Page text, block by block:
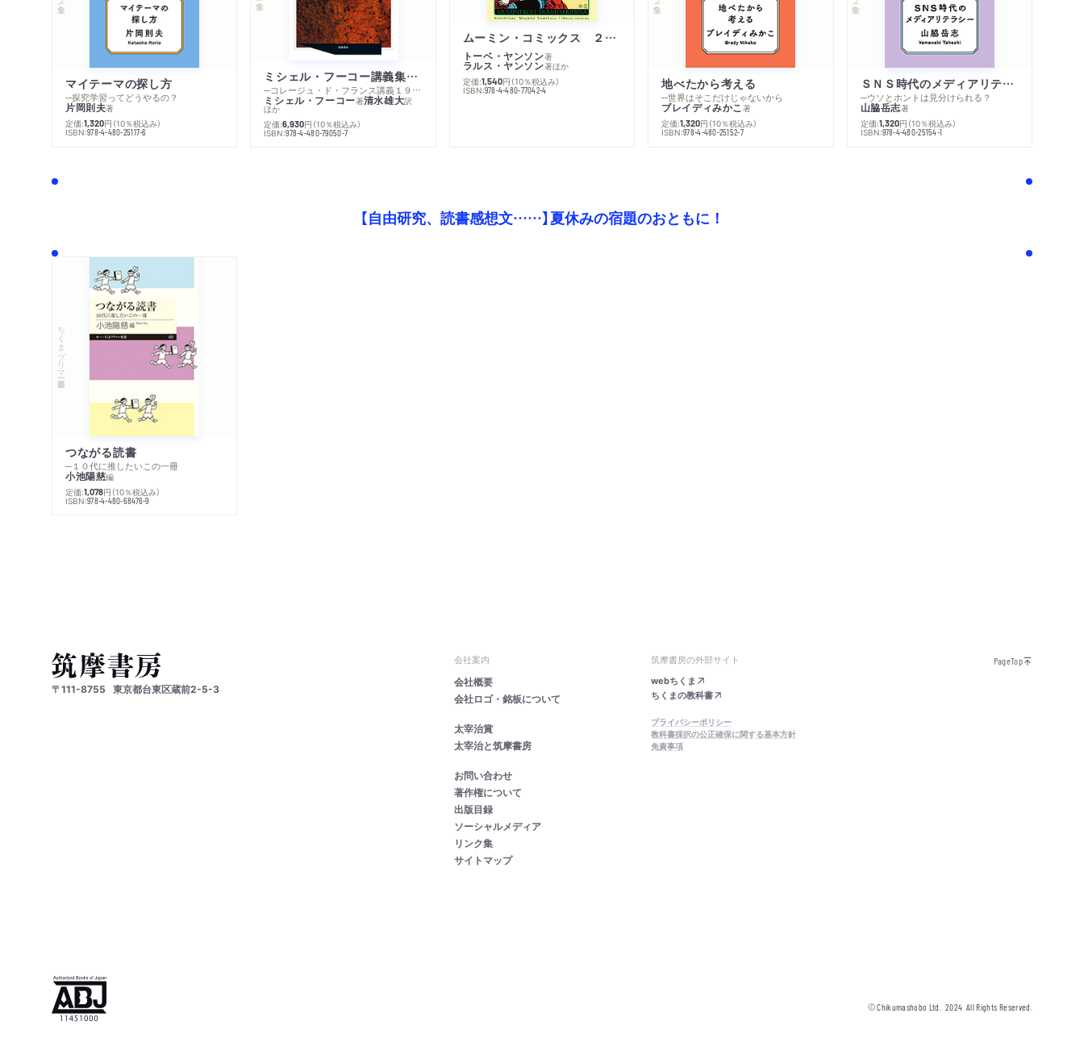
マイテーマの探し方
─探究学習ってどうやるの？
片岡則夫著
定価:1,320円 （10％税込み）
ISBN:978-4-480-25117-6
ミシェル・フーコー講義集成１０ 主体性と真理
─コレージュ・ド・フランス講義１９８０－１９８１年度
ミシェル・フーコー著清水雄大訳
ほか
定価:6,930円 （10％税込み）
ISBN:978-4-480-79050-7
ムーミン・コミックス ２ あこがれの遠い土地
トーベ・ヤンソン著
ラルス・ヤンソン著ほか
定価:1,540円 （10％税込み）
ISBN:978-4-480-77042-4 地べたから考える
─世界はそこだけじゃないから
ブレイディみかこ著
定価:1,320円 （10％税込み）
ISBN:978-4-480-25152-7
ＳＮＳ時代のメディアリテラシー
─ウソとホントは見分けられる？
山脇岳志著
定価:1,320円 （10％税込み）
ISBN:978-4-480-25154-1
【自由研究、読書感想文……】夏休みの宿題のおともに！
ちくまプリマー新書
つながる読書
─１０代に推したいこの一冊
小池陽慈編
定価:1,078円 （10％税込み）
ISBN:978-4-480-68476-9
〒111-8755 東京都台東区蔵前2-5-3
会社案内
会社概要
会社ロゴ・銘板について
太宰治賞
太宰治と筑摩書房
お問い合わせ
著作権について
出版目録
ソーシャルメディア
リンク集
サイトマップ
筑摩書房の外部サイト
webちくま
ちくまの教科書
プライバシーポリシー
教科書採択の公正確保に関する基本方針
免責事項
PageTop
© Chikumashobo Ltd. 2024 All Rights Reserved.